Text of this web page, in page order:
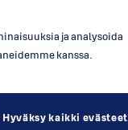
ja analysoida
kanssa.
Hyväksy kaikki evästeet